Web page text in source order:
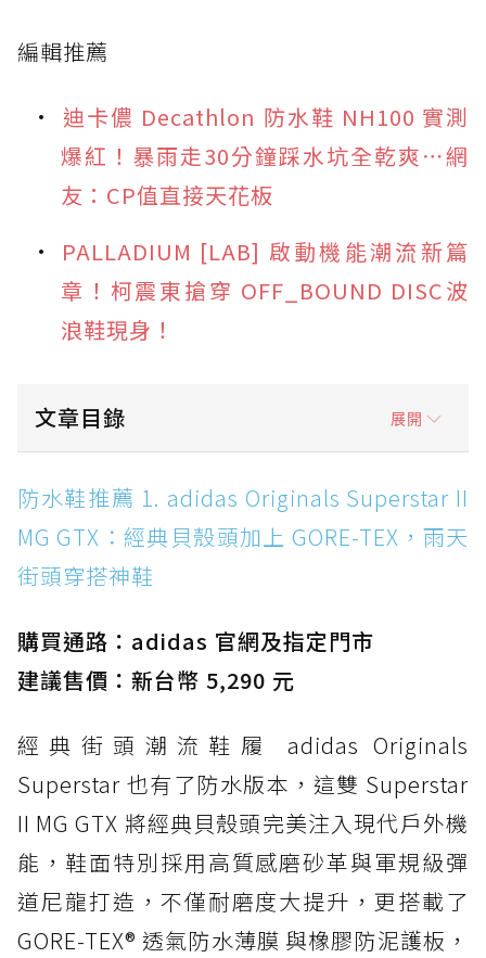
編輯推薦
迪卡儂 Decathlon 防水鞋 NH100 實測
爆紅！暴雨走30分鐘踩水坑全乾爽⋯網
友：CP值直接天花板
PALLADIUM [LAB] 啟動機能潮流新篇
章！柯震東搶穿 OFF_BOUND DISC波
浪鞋現身！
文章目錄 展開
防水鞋推薦 1. adidas Originals Superstar II
MG GTX：經典貝殼頭加上 GORE-TEX，雨天街
頭穿搭神鞋
防水鞋推薦 2. New Balance Hierro v9 GORE-
防水鞋推薦 3. Nike Dunk Low GORE-TEX：
經典 Dunk 輪廓加上防水科技，雨天穿搭帥度不
打折
防水鞋推薦 4. ASICS TRABUCO 14 GTX：搭
載 GORE-TEX 隱形貼合科技，全方位防水神鞋
防水鞋推薦 5. Salomon XT-6 GORE-TEX：潮
人必備山系鞋王！防滑、防水與街頭顏值一次攻
頂
防水鞋推薦 6. HOKA Stinson Evo GTX：越野
復刻厚底，GORE-TEX 防水與增高神器一次滿
防水鞋推薦 1. adidas Originals Superstar II
MG GTX：經典貝殼頭加上 GORE-TEX，雨天
街頭穿搭神鞋
購買通路：adidas 官網及指定門市
建議售價：新台幣 5,290 元
經典街頭潮流鞋履 adidas Originals
Superstar 也有了防水版本，這雙 Superstar
II MG GTX 將經典貝殼頭完美注入現代戶外機
能，鞋面特別採用高質感磨砂革與軍規級彈
道尼龍打造，不僅耐磨度大提升，更搭載了
GORE-TEX® 透氣防水薄膜 與橡膠防泥護板，